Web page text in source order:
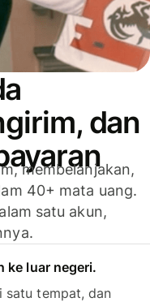
dan
membelanjakan,
40+ mata uang.
satu akun,
ke luar negeri.
satu tempat, dan